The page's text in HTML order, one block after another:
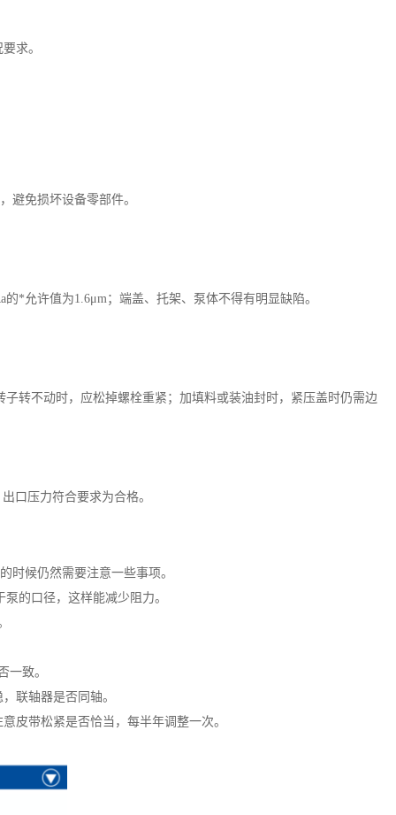
求。
避免损坏设备零部件。
的*允许值为1.6μm；端盖、托架、泵体不得有明显缺陷。
转不动时，应松掉螺栓重紧；加填料或装油封时，紧压盖时仍需边
口压力符合要求为合格。
时候仍然需要注意一些事项。
的口径，这样能减少阻力。
一致。
联轴器是否同轴。
皮带松紧是否恰当，每半年调整一次。